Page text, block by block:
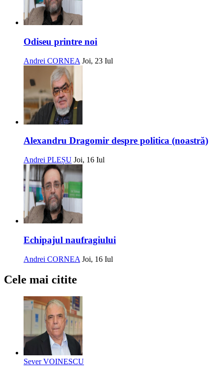
Odiseu printre noi
Andrei CORNEA Joi, 23 Iul
Alexandru Dragomir despre politica (noastră)
Andrei PLEȘU Joi, 16 Iul
Echipajul naufragiului
Andrei CORNEA Joi, 16 Iul
Cele mai citite
Sever VOINESCU